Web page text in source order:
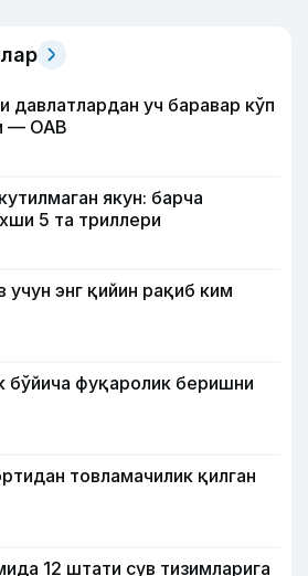
давлатлардан уч баравар кўп
— ОАВ
якун: барча
5 та триллери
энг қийин рақиб ким
бўйича фуқаролик беришни
товламачилик қилган
12 штати сув тизимларига